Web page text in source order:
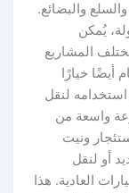
والبضائع.
يُمكن
المشاريع
خيارًا
لنقل
واسعة من
ونيت
أو لنقل
العادية. هذا